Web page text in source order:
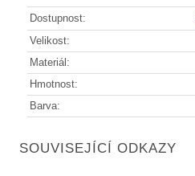
Dostupnost:
Velikost:
Materiál:
Hmotnost:
Barva:
SOUVISEJÍCÍ ODKAZY